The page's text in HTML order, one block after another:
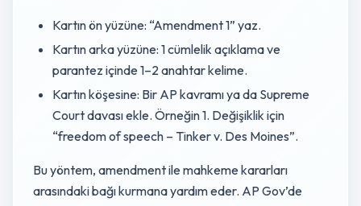
Kartın ön yüzüne: “Amendment 1” yaz.
Kartın arka yüzüne: 1 cümlelik açıklama ve
parantez içinde 1–2 anahtar kelime.
Kartın köşesine: Bir AP kavramı ya da Supreme
Court davası ekle. Örneğin 1. Değişiklik için
“freedom of speech – Tinker v. Des Moines”.
Bu yöntem, amendment ile mahkeme kararları
arasındaki bağı kurmana yardım eder. AP Gov’de